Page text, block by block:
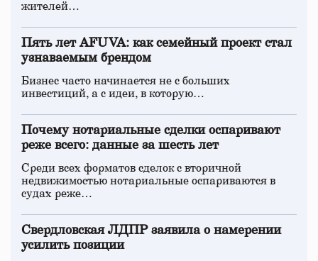
жителей…
Пять лет AFUVA: как семейный проект стал
узнаваемым брендом
Бизнес часто начинается не с больших
инвестиций, а с идеи, в которую…
Почему нотариальные сделки оспаривают
реже всего: данные за шесть лет
Среди всех форматов сделок с вторичной
недвижимостью нотариальные оспариваются в
судах реже…
Свердловская ЛДПР заявила о намерении
усилить позиции